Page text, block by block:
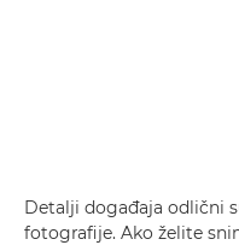
Detalji događaja odlični
fotografije. Ako želite